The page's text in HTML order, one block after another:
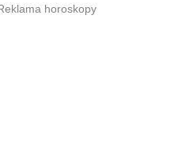
horoskopy